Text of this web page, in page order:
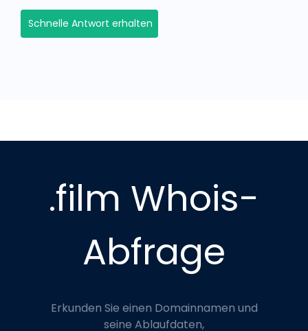
Schnelle Antwort erhalten
.film Whois-
Abfrage
Erkunden Sie einen Domainnamen und
seine Ablaufdaten,